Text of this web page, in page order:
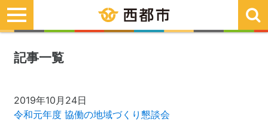
toggle
navigation
記事一覧
2019年10月24日
令和元年度 協働の地域づくり懇談会